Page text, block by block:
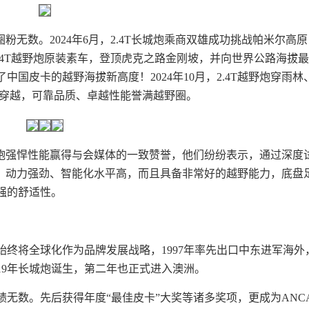
无数。2024年6月，2.4T长城炮乘商双雄成功挑战帕米尔高
越野炮原装素车，登顶虎克之路金刚坡，并向世界公路海拔
国皮卡的越野海拔新高度！2024年10月，2.4T越野炮穿雨林
越，可靠品质、卓越性能誉满越野圈。
悍性能赢得与会媒体的一致赞誉，他们纷纷表示，通过深度
力强劲、智能化水平高，而且具备非常好的越野能力，底盘
舒适性。
将全球化作为品牌发展战略，1997年率先出口中东进军海外
长城炮诞生，第二年也正式进入澳洲。
数。先后获得年度“最佳皮卡”大奖等诸多奖项，更成为